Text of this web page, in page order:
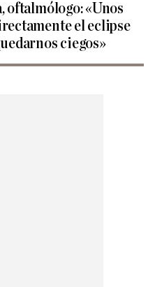
oftalmólogo: «Unos
el eclipse
ciegos»